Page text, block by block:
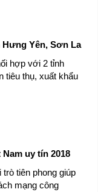
Yên, Sơn La
hợp với 2 tỉnh
tiêu thụ, xuất khẩu
uy tín 2018
tiên phong giúp
mạng công